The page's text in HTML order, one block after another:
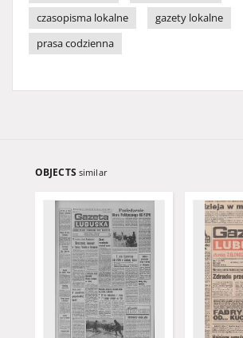
czasopisma lokalne
gazety lokalne
prasa codzienna
OBJECTS similar